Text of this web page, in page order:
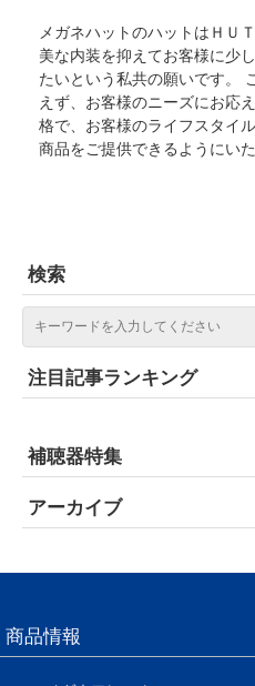
メガネハットのハットはＨＵ
美な内装を抑えてお客様に少
たいという私共の願いです。
えず、お客様のニーズにお応
格で、お客様のライフスタイ
商品をご提供できるようにいた
検索
注目記事ランキング
補聴器特集
アーカイブ
商品情報